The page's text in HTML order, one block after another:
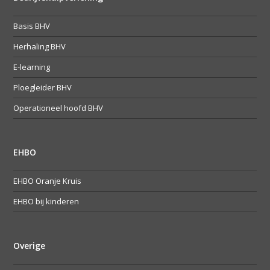
Basis BHV
Herhaling BHV
E-learning
Ploegleider BHV
Operationeel hoofd BHV
EHBO
EHBO Oranje Kruis
EHBO bij kinderen
Overige